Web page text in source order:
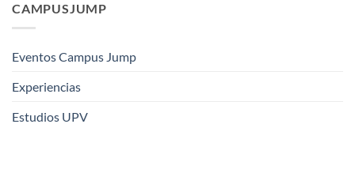
CAMPUSJUMP
Eventos Campus Jump
Experiencias
Estudios UPV